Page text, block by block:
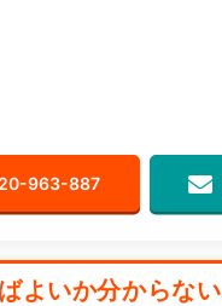
963-887
よいか分からな